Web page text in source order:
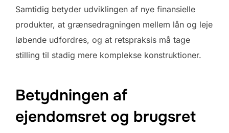
Samtidig betyder udviklingen af nye finansielle
produkter, at grænsedragningen mellem lån og leje
løbende udfordres, og at retspraksis må tage
stilling til stadig mere komplekse konstruktioner.
Betydningen af
ejendomsret og brugsret